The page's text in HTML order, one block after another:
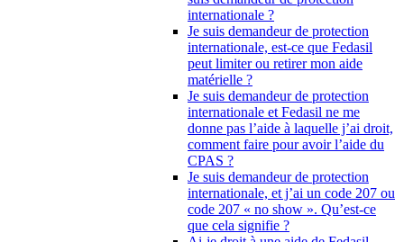
internationale ?
Je suis demandeur de protection
internationale, est-ce que Fedasil
peut limiter ou retirer mon aide
matérielle ?
Je suis demandeur de protection
internationale et Fedasil ne me
donne pas l’aide à laquelle j’ai droit,
comment faire pour avoir l’aide du
CPAS ?
Je suis demandeur de protection
internationale, et j’ai un code 207 ou
code 207 « no show ». Qu’est-ce
que cela signifie ?